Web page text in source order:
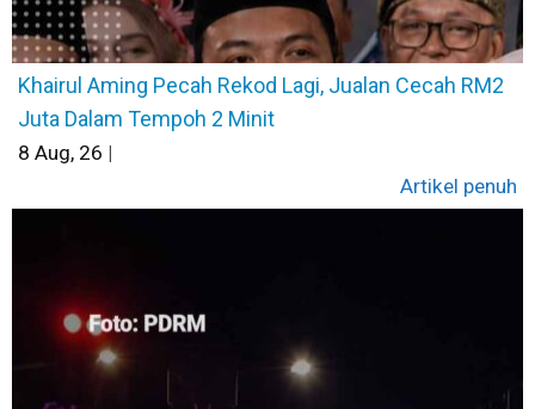
Khairul Aming Pecah Rekod Lagi, Jualan Cecah RM2
Juta Dalam Tempoh 2 Minit
8 Aug, 26 |
Artikel penuh